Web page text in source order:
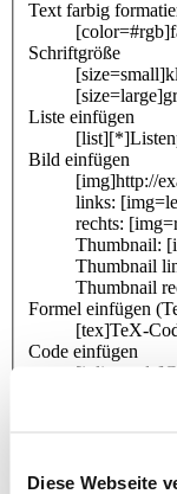
Diese Webseite
Text farbig
Schriftgröße
Liste einfügen
Bild einfügen
[img]http://
links:
rechts:
Thumbnail:
Thumbnail
Thumbnail
Formel einfügen
[tex]TeX-
Code einfügen